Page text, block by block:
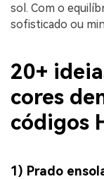
sol. Com o
sofisticado ou
20+
cores
códigos
1) Prado